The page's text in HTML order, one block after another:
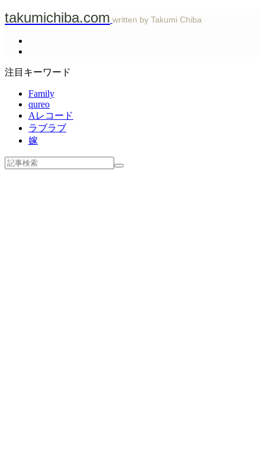
takumichiba.com written by Takumi Chiba
注目キーワード
Family
qureo
Aレコード
ラブラブ
嫁